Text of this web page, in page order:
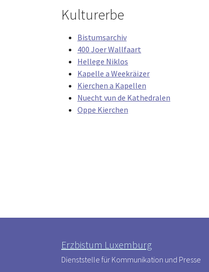
Kulturerbe
Bistumsarchiv
400 Joer Wallfaart
Hellege Niklos
Kapelle a Weekräizer
Kierchen a Kapellen
Nuecht vun de Kathedralen
Oppe Kierchen
Erzbistum Luxemburg
Dienststelle für Kommunikation und Presse